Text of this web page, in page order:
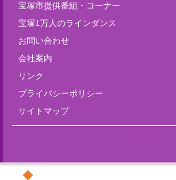
宝塚市提供番組・コーナー
宝塚1万人のラインダンス
お問い合わせ
会社案内
リンク
プライバシーポリシー
サイトマップ